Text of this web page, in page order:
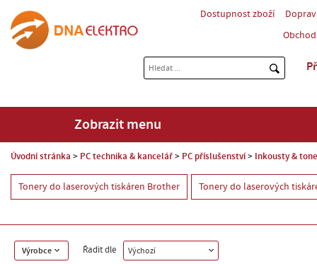
Dostupnost zboží
Zobrazit menu
Úvodní stránka PC technika & kancelář PC příslušenství Inkousty &
Tonery do laserových tiskáren Brother Tonery do laserových
Výrobce Řadit dle Výchozí